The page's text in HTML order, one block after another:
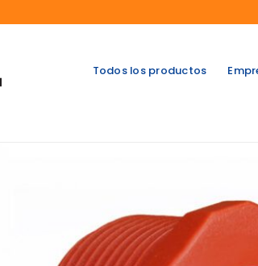
Todos los productos